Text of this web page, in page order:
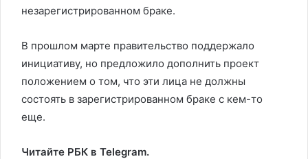
незарегистрированном браке.
В прошлом марте правительство поддержало
инициативу, но предложило дополнить проект
положением о том, что эти лица не должны
состоять в зарегистрированном браке с кем-то
еще.
Читайте РБК в Telegram.